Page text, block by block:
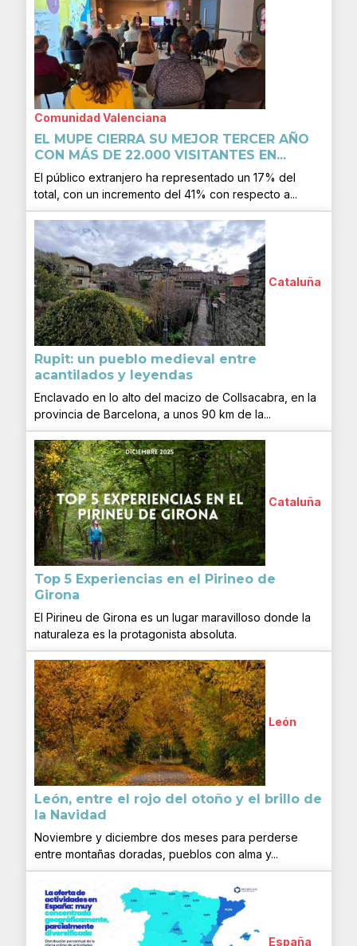
Comunidad Valenciana
EL MUPE CIERRA SU MEJOR TERCER AÑO
CON MÁS DE 22.000 VISITANTES EN...
El público extranjero ha representado un 17% del
total, con un incremento del 41% con respecto a...
Cataluña
Rupit: un pueblo medieval entre
acantilados y leyendas
Enclavado en lo alto del macizo de Collsacabra, en la
provincia de Barcelona, a unos 90 km de la...
Cataluña
Top 5 Experiencias en el Pirineo de
Girona
El Pirineu de Girona es un lugar maravilloso donde la
naturaleza es la protagonista absoluta.
León
León, entre el rojo del otoño y el brillo de
la Navidad
Noviembre y diciembre dos meses para perderse
entre montañas doradas, pueblos con alma y...
España